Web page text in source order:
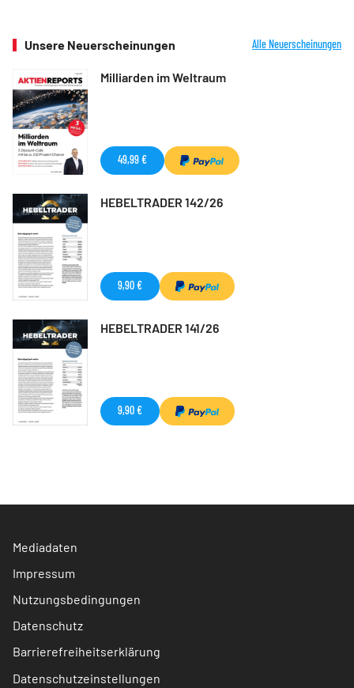
Unsere Neuerscheinungen Alle Neuerscheinungen
Milliarden im Weltraum
49,99 €
HEBELTRADER 142/26
9,90 €
HEBELTRADER 141/26
9,90 €
Mediadaten
Impressum
Nutzungsbedingungen
Datenschutz
Barrierefreiheitserklärung
Datenschutzeinstellungen